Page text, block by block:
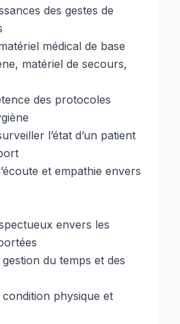
des gestes de
médical de base
matériel de secours,
des protocoles
l’état d’un patient
et empathie envers
envers les
du temps et des
physique et